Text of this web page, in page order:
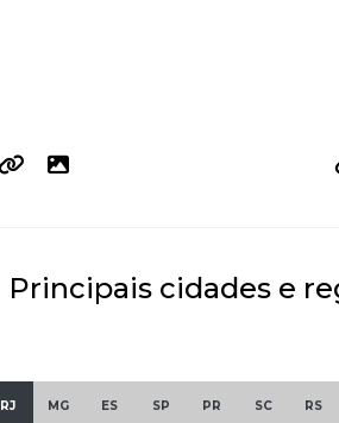
Principais cidades e
RJ MG ES SP PR SC RS